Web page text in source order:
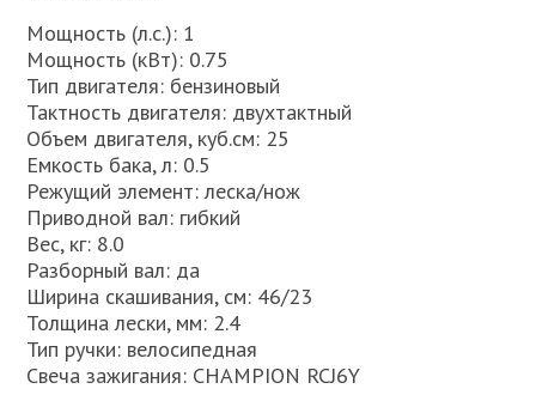
Мощность (л.с.): 1
Мощность (кВт): 0.75
Тип двигателя: бензиновый
Тактность двигателя: двухтактный
Объем двигателя, куб.см: 25
Емкость бака, л: 0.5
Режущий элемент: леска/нож
Приводной вал: гибкий
Вес, кг: 8.0
Разборный вал: да
Ширина скашивания, см: 46/23
Толщина лески, мм: 2.4
Тип ручки: велосипедная
Свеча зажигания: CHAMPION RCJ6Y